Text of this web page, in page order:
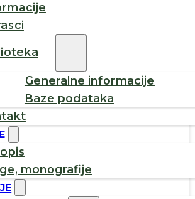
Generalne informacije
Baze podataka
monografije